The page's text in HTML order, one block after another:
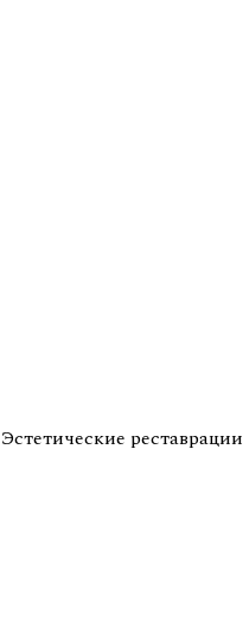
Эстетические реставрации